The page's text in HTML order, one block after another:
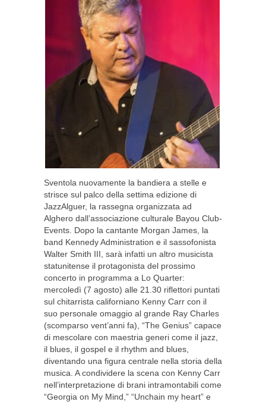
Sventola nuovamente la bandiera a stelle e
strisce sul palco della settima edizione di
JazzAlguer, la rassegna organizzata ad
Alghero dall’associazione culturale Bayou Club-
Events. Dopo la cantante Morgan James, la
band Kennedy Administration e il sassofonista
Walter Smith III, sarà infatti un altro musicista
statunitense il protagonista del prossimo
concerto in programma a Lo Quarter:
mercoledì (7 agosto) alle 21.30 riflettori puntati
sul chitarrista californiano Kenny Carr con il
suo personale omaggio al grande Ray Charles
(scomparso vent’anni fa), “The Genius” capace
di mescolare con maestria generi come il jazz,
il blues, il gospel e il rhythm and blues,
diventando una figura centrale nella storia della
musica. A condividere la scena con Kenny Carr
nell’interpretazione di brani intramontabili come
“Georgia on My Mind,” “Unchain my heart” e